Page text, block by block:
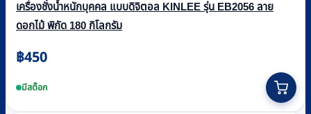
เครื่องชั่งน้ำหนักบุคคล แบบดิจิตอล KINLEE รุ่น EB2056 ลาย
ดอกไม้ พิกัด 180 กิโลกรัม
฿450
มีสต็อก